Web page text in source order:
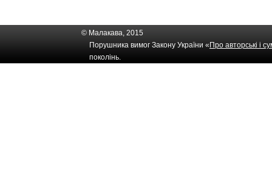
© Малакава, 2015
Порушника вимог Закону України « Про авторські і
поколінь.